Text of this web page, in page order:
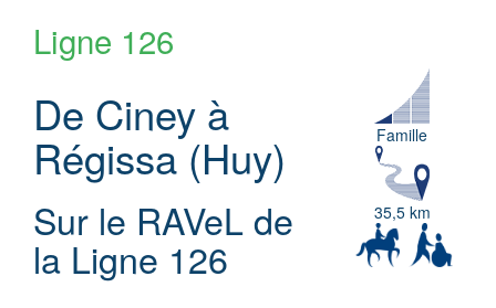
Ligne 126
De Ciney à
Régissa (Huy)
Sur le RAVeL de
la Ligne 126
Famille
35,5 km